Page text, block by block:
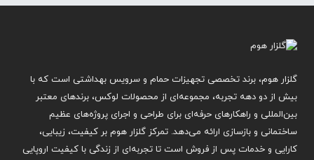
گلزار هوم، برند تخصصی تجهیزات حمام و سرویس بهداشتی است که با
بیش از دو دهه تجربه، مجموعه‌ای از محصولات لوکس، برندهای معتبر
بین‌المللی و راهکارهای حرفه‌ای برای طراحی و اجرای پروژه‌های عظیم
ساختمانی و بازسازی ارائه می‌دهد. تمرکز گلزار هوم بر کیفیت، زیبایی،
کارایی و خدمات پس از فروش است تا تجربه‌ای از زندگی با کیفیت اروپایی